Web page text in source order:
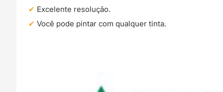
Excelente resolução.
Você pode pintar com qualquer tinta.